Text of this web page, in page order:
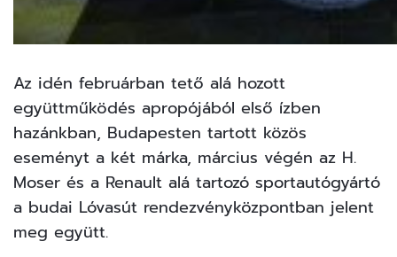
Az idén februárban tető alá hozott
együttműködés apropójából első ízben
hazánkban, Budapesten tartott közös
eseményt a két márka, március végén az H.
Moser és a Renault alá tartozó sportautógyártó
a budai Lóvasút rendezvényközpontban jelent
meg együtt.